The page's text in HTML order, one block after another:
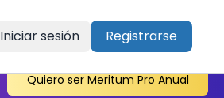
Iniciar sesión Registrarse
Quiero ser Meritum Pro Anual